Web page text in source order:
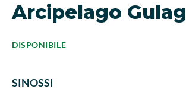
Arcipelago Gulag
DISPONIBILE
SINOSSI